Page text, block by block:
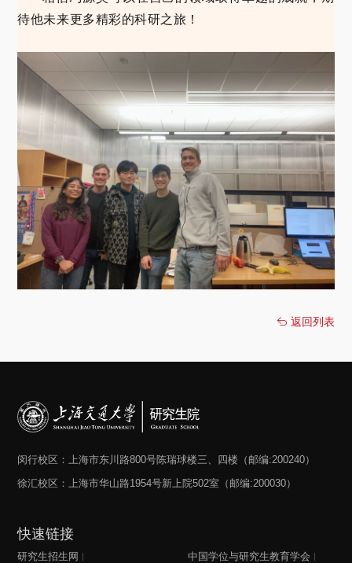
待他未来更多精彩的科研之旅！
返回列表
闵行校区：上海市东川路800号陈瑞球楼三、四楼（邮编:200240）
徐汇校区：上海市华山路1954号新上院502室（邮编:200030）
快速链接
研究生招生网
中国学位与研究生教育学会